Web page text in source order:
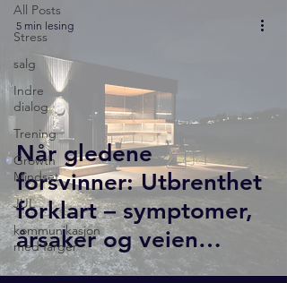
All Posts
Stress
salg
Indre
dialog
Trening
Growth
Mindset
JUL
kommunikasjon
med farger
Når gledene
forsvinner: Utbrenthet
forklart – symptomer,
årsaker og veien
tilbake
5 min lesing